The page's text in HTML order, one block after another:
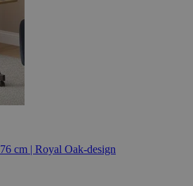
cm | Royal Oak-design